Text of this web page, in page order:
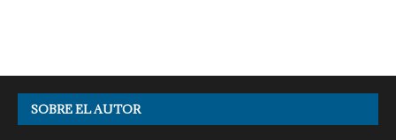
SOBRE EL AUTOR